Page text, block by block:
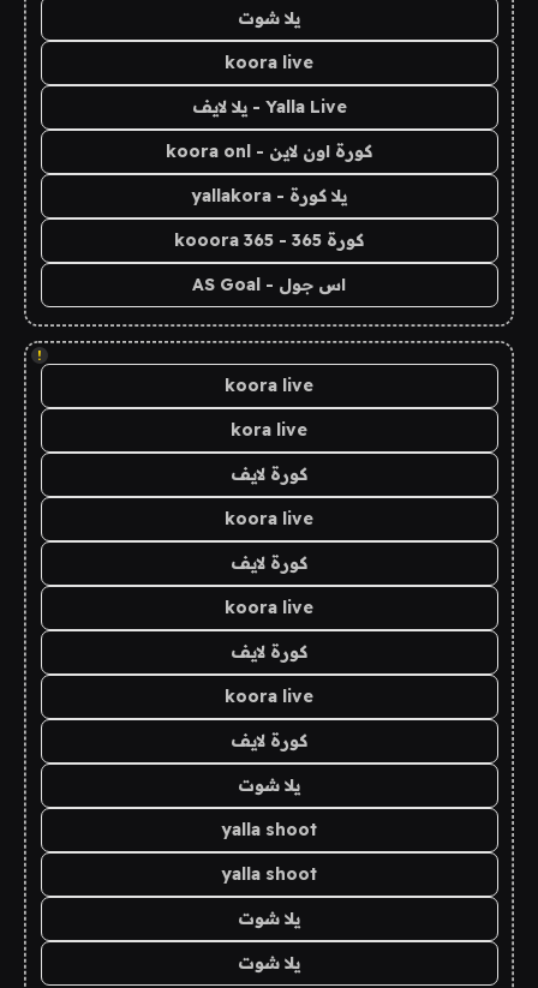
يلا شوت
koora live
Yalla Live - يلا لايف
كورة اون لاين - koora onl
يلا كورة - yallakora
كورة 365 - kooora 365
اس جول - AS Goal
!
koora live
kora live
كورة لايف
koora live
كورة لايف
koora live
كورة لايف
koora live
كورة لايف
يلا شوت
yalla shoot
yalla shoot
يلا شوت
يلا شوت